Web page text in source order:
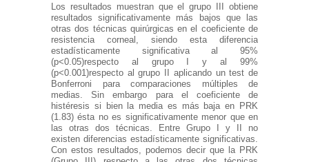
Los resultados muestran que el grupo III obtiene
resultados significativamente más bajos que las
otras dos técnicas quirúrgicas en el coeficiente de
resistencia corneal, siendo esta diferencia
estadísticamente significativa al 95%
(p<0.05)respecto al grupo I y al 99%
(p<0.001)respecto al grupo II aplicando un test de
Bonferroni para comparaciones múltiples de
medias. Sin embargo para el coeficiente de
histéresis si bien la media es más baja en PRK
(1.83) ésta no es significativamente menor que en
las otras dos técnicas. Entre Grupo I y II no
existen diferencias estadísticamente significativas.
Con estos resultados, podemos decir que la PRK